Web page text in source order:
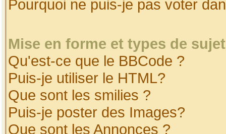
Pourquoi ne puis-je pas voter
Mise en forme et types de
Qu'est-ce que le BBCode ?
Puis-je utiliser le HTML?
Que sont les smilies ?
Puis-je poster des Images?
Que sont les Annonces ?